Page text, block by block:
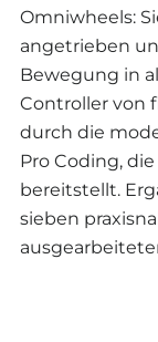
Omniwheels:
angetrieben
Bewegung in
Controller von
durch die
Pro Coding,
bereitstellt.
sieben